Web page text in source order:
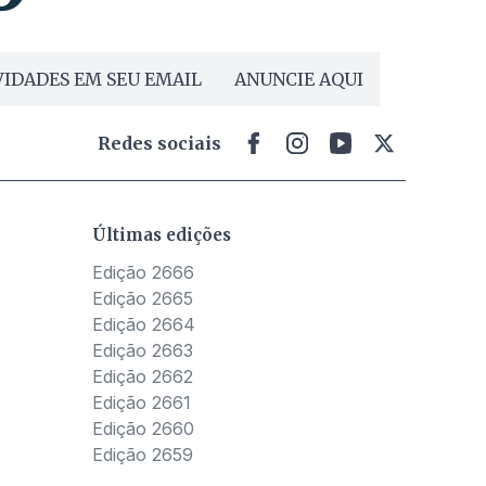
EM SEU EMAIL ANUNCIE AQUI
Redes sociais
Últimas edições
Edição 2666
Edição 2665
Edição 2664
Edição 2663
Edição 2662
Edição 2661
Edição 2660
Edição 2659